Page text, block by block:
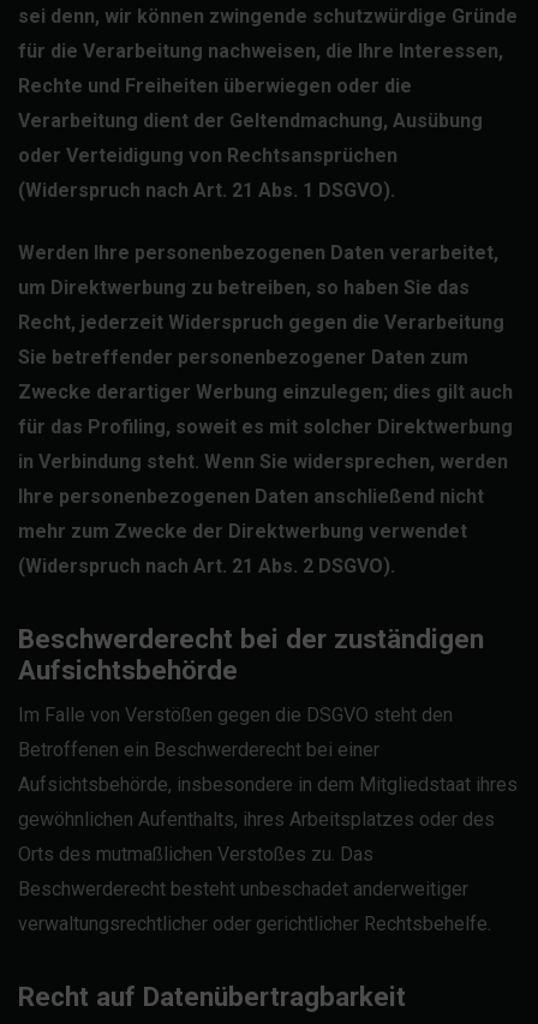
sei denn, wir können zwingende schutzwürdige Gründe
für die Verarbeitung nachweisen, die Ihre Interessen,
Rechte und Freiheiten überwiegen oder die
Verarbeitung dient der Geltendmachung, Ausübung
oder Verteidigung von Rechtsansprüchen
(Widerspruch nach Art. 21 Abs. 1 DSGVO).
Werden Ihre personenbezogenen Daten verarbeitet,
um Direktwerbung zu betreiben, so haben Sie das
Recht, jederzeit Widerspruch gegen die Verarbeitung
Sie betreffender personenbezogener Daten zum
Zwecke derartiger Werbung einzulegen; dies gilt auch
für das Profiling, soweit es mit solcher Direktwerbung
in Verbindung steht. Wenn Sie widersprechen, werden
Ihre personenbezogenen Daten anschließend nicht
mehr zum Zwecke der Direktwerbung verwendet
(Widerspruch nach Art. 21 Abs. 2 DSGVO).
Beschwerderecht bei der zuständigen
Aufsichtsbehörde
Im Falle von Verstößen gegen die DSGVO steht den
Betroffenen ein Beschwerderecht bei einer
Aufsichtsbehörde, insbesondere in dem Mitgliedstaat ihres
gewöhnlichen Aufenthalts, ihres Arbeitsplatzes oder des
Orts des mutmaßlichen Verstoßes zu. Das
Beschwerderecht besteht unbeschadet anderweitiger
verwaltungsrechtlicher oder gerichtlicher Rechtsbehelfe.
Recht auf Datenübertragbarkeit